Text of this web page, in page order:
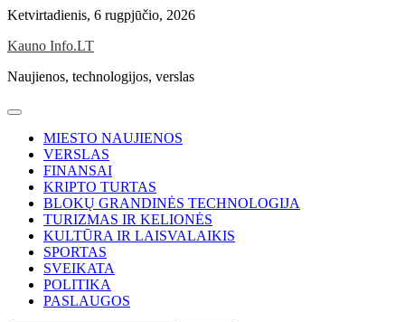
Skip
content
Ketvirtadienis, 6 rugpjūčio, 2026
Kauno Info.LT
Naujienos, technologijos, verslas
MIESTO NAUJIENOS
VERSLAS
FINANSAI
KRIPTO TURTAS
BLOKŲ GRANDINĖS TECHNOLOGIJA
TURIZMAS IR KELIONĖS
KULTŪRA IR LAISVALAIKIS
SPORTAS
SVEIKATA
POLITIKA
PASLAUGOS